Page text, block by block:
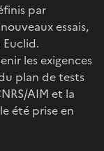
par
essais,
les exigences
plan de tests
AIM et la
été prise en